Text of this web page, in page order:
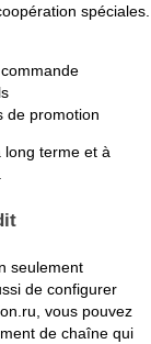
spéciales.
de promotion
terme et à
seulement
de configurer
vous pouvez
de chaîne qui